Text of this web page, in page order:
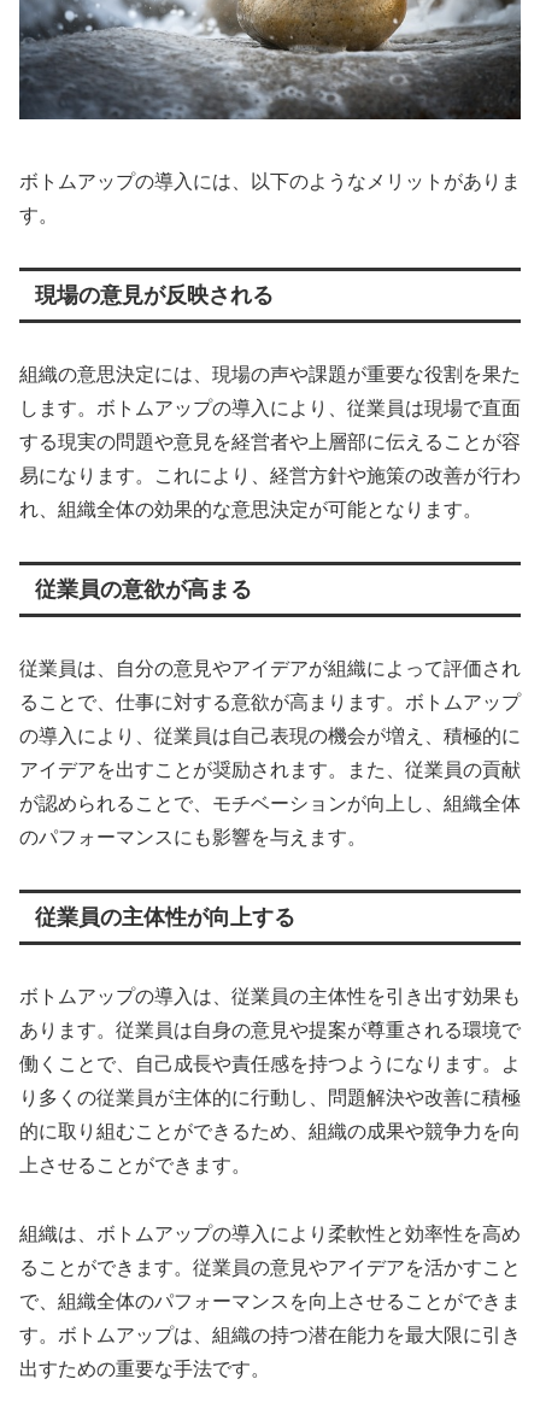
ボトムアップの導入には、以下のようなメリットがありま
す。
現場の意見が反映される
組織の意思決定には、現場の声や課題が重要な役割を果た
します。ボトムアップの導入により、従業員は現場で直面
する現実の問題や意見を経営者や上層部に伝えることが容
易になります。これにより、経営方針や施策の改善が行わ
れ、組織全体の効果的な意思決定が可能となります。
従業員の意欲が高まる
従業員は、自分の意見やアイデアが組織によって評価され
ることで、仕事に対する意欲が高まります。ボトムアップ
の導入により、従業員は自己表現の機会が増え、積極的に
アイデアを出すことが奨励されます。また、従業員の貢献
が認められることで、モチベーションが向上し、組織全体
のパフォーマンスにも影響を与えます。
従業員の主体性が向上する
ボトムアップの導入は、従業員の主体性を引き出す効果も
あります。従業員は自身の意見や提案が尊重される環境で
働くことで、自己成長や責任感を持つようになります。よ
り多くの従業員が主体的に行動し、問題解決や改善に積極
的に取り組むことができるため、組織の成果や競争力を向
上させることができます。
組織は、ボトムアップの導入により柔軟性と効率性を高め
ることができます。従業員の意見やアイデアを活かすこと
で、組織全体のパフォーマンスを向上させることができま
す。ボトムアップは、組織の持つ潜在能力を最大限に引き
出すための重要な手法です。